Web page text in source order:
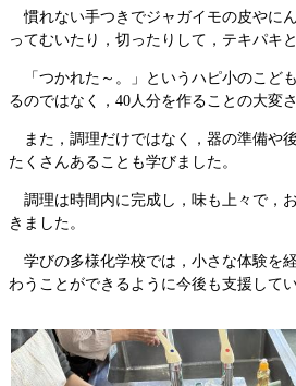
慣れない手つきでジャガイモの皮やに
ってむいたり，切ったりして，テキパキ
「つかれた～。」というハピ小のこど
るのではなく，40人分を作ることの大変
また，調理だけではなく，器の準備や
たくさんあることも学びました。
調理は時間内に完成し，味も上々で，
きました。
学びの多様化学校では，小さな体験を
わうことができるように今後も支援してい